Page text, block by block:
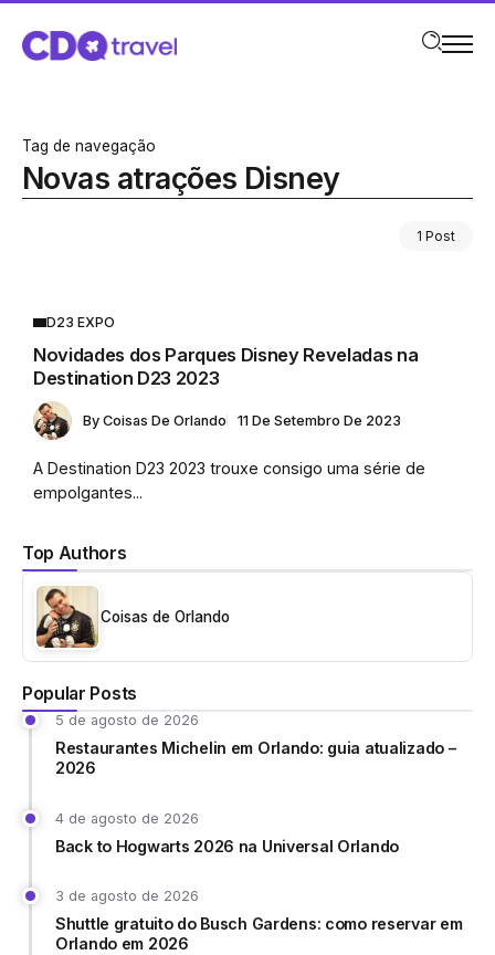
Tag de navegação
Novas atrações Disney
1 Post
Top Authors
Coisas de Orlando
Popular Posts
5 de agosto de 2026
Restaurantes Michelin em Orlando: guia atualizado –
2026
4 de agosto de 2026
Back to Hogwarts 2026 na Universal Orlando
3 de agosto de 2026
Shuttle gratuito do Busch Gardens: como reservar em
Orlando em 2026
D23 EXPO
Novidades dos Parques Disney Reveladas na
Destination D23 2023
By Coisas De Orlando 11 De Setembro De 2023
A Destination D23 2023 trouxe consigo uma série de
empolgantes...